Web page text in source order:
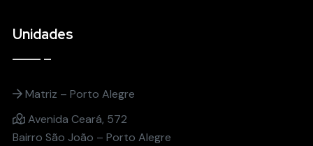
Unidades
Matriz – Porto Alegre
Avenida Ceará, 572
Bairro São João – Porto Alegre